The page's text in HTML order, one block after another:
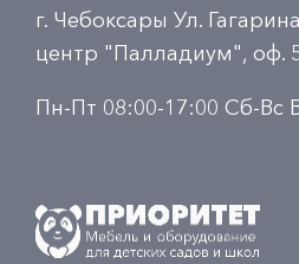
г. Чебоксары Ул.
центр "Палладиум", оф.
Пн-Пт 08:00-17:00 Сб-Вс